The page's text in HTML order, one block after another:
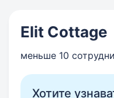
Elit Cottage
меньше 10
Хотите